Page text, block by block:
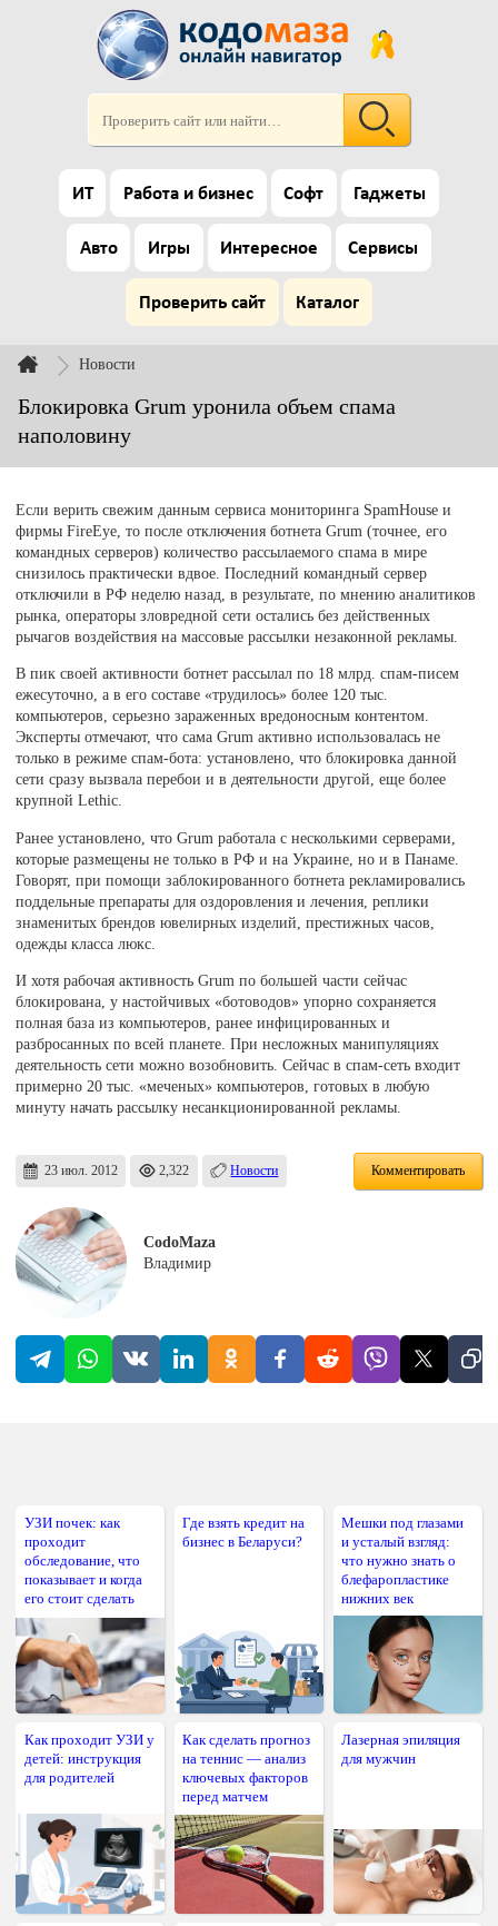
ИТ Работа и бизнес Софт Гаджеты
Авто Игры Интересное Сервисы
Проверить сайт Каталог
Новости
Блокировка Grum уронила объем спама
наполовину
Если верить свежим данным сервиса мониторинга SpamHouse и
фирмы FireEye, то после отключения ботнета Grum (точнее, его
командных серверов) количество рассылаемого спама в мире
снизилось практически вдвое. Последний командный сервер
отключили в РФ неделю назад, в результате, по мнению аналитиков
рынка, операторы зловредной сети остались без действенных
рычагов воздействия на массовые рассылки незаконной рекламы.
В пик своей активности ботнет рассылал по 18 млрд. спам-писем
ежесуточно, а в его составе «трудилось» более 120 тыс.
компьютеров, серьезно зараженных вредоносным контентом.
Эксперты отмечают, что сама Grum активно использовалась не
только в режиме спам-бота: установлено, что блокировка данной
сети сразу вызвала перебои и в деятельности другой, еще более
крупной Lethic.
Ранее установлено, что Grum работала с несколькими серверами,
которые размещены не только в РФ и на Украине, но и в Панаме.
Говорят, при помощи заблокированного ботнета рекламировались
поддельные препараты для оздоровления и лечения, реплики
знаменитых брендов ювелирных изделий, престижных часов,
одежды класса люкс.
И хотя рабочая активность Grum по большей части сейчас
блокирована, у настойчивых «ботоводов» упорно сохраняется
полная база из компьютеров, ранее инфицированных и
разбросанных по всей планете. При несложных манипуляциях
деятельность сети можно возобновить. Сейчас в спам-сеть входит
примерно 20 тыс. «меченых» компьютеров, готовых в любую
минуту начать рассылку несанкционированной рекламы.
23 июл. 2012 2,322 Новости Комментировать
CodoMaza
Владимир
УЗИ почек: как
проходит
обследование, что
показывает и когда
его стоит сделать
Где взять кредит на
бизнес в Беларуси?
Мешки под глазами
и усталый взгляд:
что нужно знать о
блефаропластике
нижних век
Как проходит УЗИ у
детей: инструкция
для родителей
Как сделать прогноз
на теннис — анализ
ключевых факторов
перед матчем
Лазерная эпиляция
для мужчин